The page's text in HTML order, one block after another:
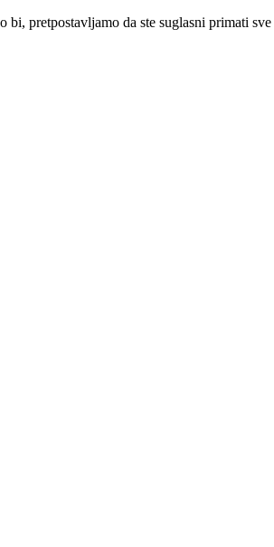
pretpostavljamo da ste suglasni primati sve